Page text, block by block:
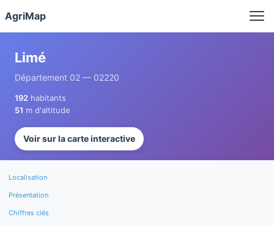
AgriMap
Limé
Département 02 — 02220
192 habitants
51 m d'altitude
Voir sur la carte interactive
Localisation
Présentation
Chiffres clés